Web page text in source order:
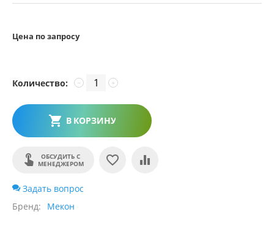
Цена по запросу
Количество: +
−
В КОРЗИНУ
ОБСУДИТЬ С
МЕНЕДЖЕРОМ
Задать вопрос
Бренд
Мекон